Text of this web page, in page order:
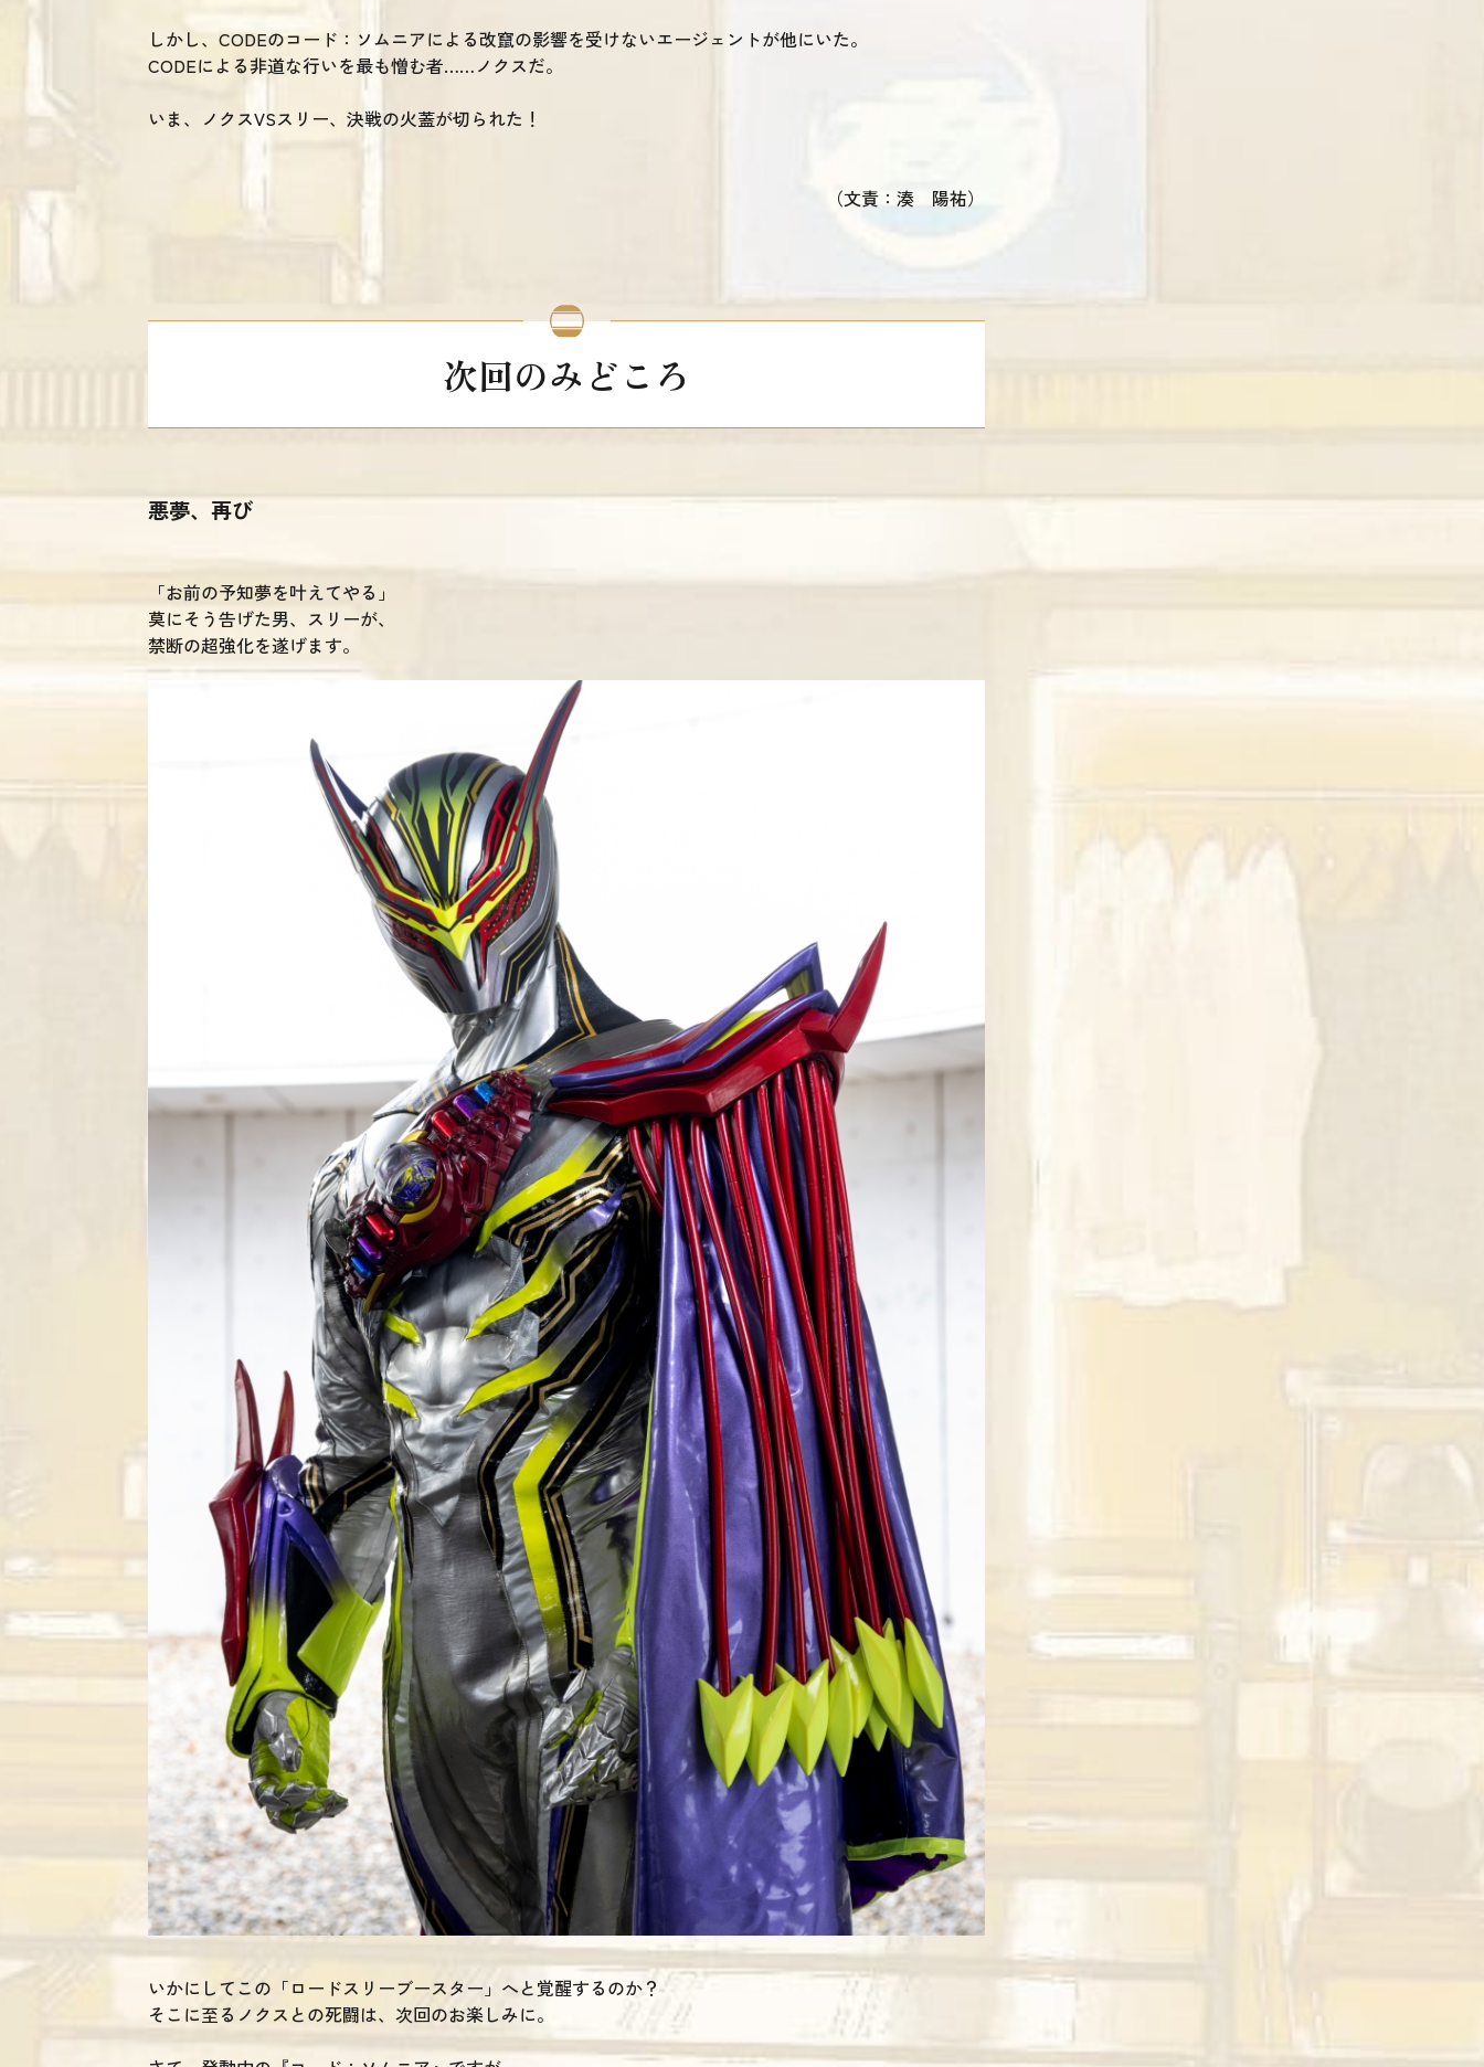
しかし、CODEのコード：ソムニアによる改竄の影響を受けないエージェントが他にいた。
CODEによる非道な行いを最も憎む者……ノクスだ。
いま、ノクスVSスリー、決戦の火蓋が切られた！
（文責：湊 陽祐）
次回のみどころ
悪夢、再び
「お前の予知夢を叶えてやる」
莫にそう告げた男、スリーが、
禁断の超強化を遂げます。
いかにしてこの「ロードスリーブースター」へと覚醒するのか？
そこに至るノクスとの死闘は、次回のお楽しみに。